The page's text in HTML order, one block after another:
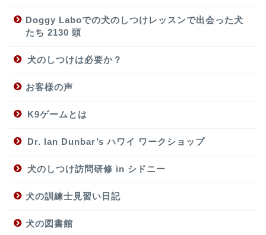
Doggy Laboでの犬のしつけレッスンで出会った犬
たち 2130 頭
犬のしつけは必要か？
お客様の声
K9ゲームとは
Dr. Ian Dunbar’s ハワイ ワークショップ
犬のしつけ訪問研修 in シドニー
犬の訓練士見習い日記
犬の図書館